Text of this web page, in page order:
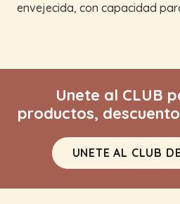
envejecida, con capacidad
Unete al CLUB
productos,
UNETE AL CLUB